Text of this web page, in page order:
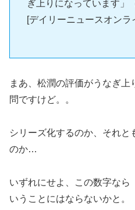
ぎ上りになっています」
[デイリーニュースオンラ
まあ、松潤の評価がうなぎ
問ですけど。。
シリーズ化するのか、それと
のか…
いずれにせよ、この数字なら
いうことにはならないかと。